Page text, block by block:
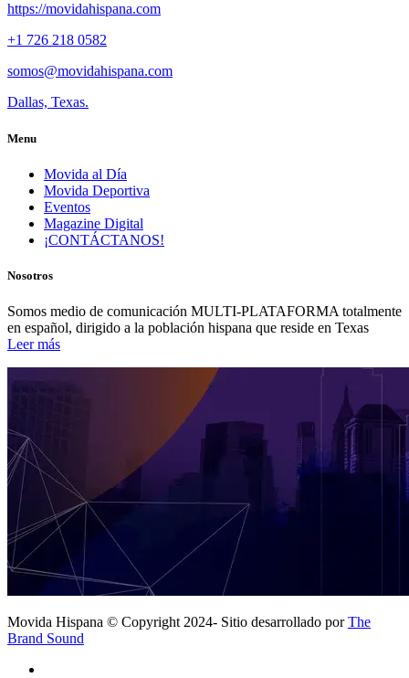
https://movidahispana.com
+1 726 218 0582
somos@movidahispana.com
Dallas, Texas.
Menu
Movida al Día
Movida Deportiva
Eventos
Magazine Digital
¡CONTÁCTANOS!
Nosotros
Somos medio de comunicación MULTI-PLATAFORMA totalmente
en español, dirigido a la población hispana que reside en Texas
Leer más
Movida Hispana © Copyright 2024- Sitio desarrollado porThe
Brand Sound